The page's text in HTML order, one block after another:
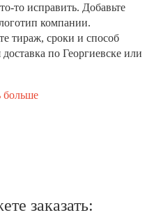
то исправить. Добавьте
компании.
тираж, сроки и способ
по Георгиевске или
больше
заказать: